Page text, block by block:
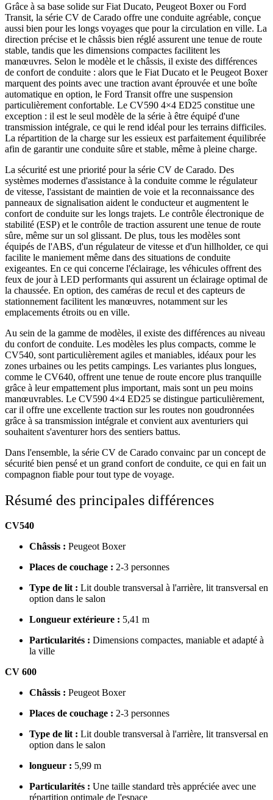
Grâce à sa base solide sur Fiat Ducato, Peugeot Boxer ou Ford
Transit, la série CV de Carado offre une conduite agréable, conçue
aussi bien pour les longs voyages que pour la circulation en ville. La
direction précise et le châssis bien réglé assurent une tenue de route
stable, tandis que les dimensions compactes facilitent les
manœuvres. Selon le modèle et le châssis, il existe des différences
de confort de conduite : alors que le Fiat Ducato et le Peugeot Boxer
marquent des points avec une traction avant éprouvée et une boîte
automatique en option, le Ford Transit offre une suspension
particulièrement confortable. Le CV590 4×4 ED25 constitue une
exception : il est le seul modèle de la série à être équipé d'une
transmission intégrale, ce qui le rend idéal pour les terrains difficiles.
La répartition de la charge sur les essieux est parfaitement équilibrée
afin de garantir une conduite sûre et stable, même à pleine charge.
La sécurité est une priorité pour la série CV de Carado. Des
systèmes modernes d'assistance à la conduite comme le régulateur
de vitesse, l'assistant de maintien de voie et la reconnaissance des
panneaux de signalisation aident le conducteur et augmentent le
confort de conduite sur les longs trajets. Le contrôle électronique de
stabilité (ESP) et le contrôle de traction assurent une tenue de route
sûre, même sur un sol glissant. De plus, tous les modèles sont
équipés de l'ABS, d'un régulateur de vitesse et d'un hillholder, ce qui
facilite le maniement même dans des situations de conduite
exigeantes. En ce qui concerne l'éclairage, les véhicules offrent des
feux de jour à LED performants qui assurent un éclairage optimal de
la chaussée. En option, des caméras de recul et des capteurs de
stationnement facilitent les manœuvres, notamment sur les
emplacements étroits ou en ville.
Au sein de la gamme de modèles, il existe des différences au niveau
du confort de conduite. Les modèles les plus compacts, comme le
CV540, sont particulièrement agiles et maniables, idéaux pour les
zones urbaines ou les petits campings. Les variantes plus longues,
comme le CV640, offrent une tenue de route encore plus tranquille
grâce à leur empattement plus important, mais sont un peu moins
manœuvrables. Le CV590 4×4 ED25 se distingue particulièrement,
car il offre une excellente traction sur les routes non goudronnées
grâce à sa transmission intégrale et convient aux aventuriers qui
souhaitent s'aventurer hors des sentiers battus.
Dans l'ensemble, la série CV de Carado convainc par un concept de
sécurité bien pensé et un grand confort de conduite, ce qui en fait un
compagnon fiable pour tout type de voyage.
Résumé des principales différences
CV540
Châssis : Peugeot Boxer
Places de couchage : 2-3 personnes
Type de lit : Lit double transversal à l'arrière, lit transversal en
option dans le salon
Longueur extérieure : 5,41 m
Particularités : Dimensions compactes, maniable et adapté à
la ville
CV 600
Châssis : Peugeot Boxer
Places de couchage : 2-3 personnes
Type de lit : Lit double transversal à l'arrière, lit transversal en
option dans le salon
longueur : 5,99 m
Particularités : Une taille standard très appréciée avec une
répartition optimale de l'espace